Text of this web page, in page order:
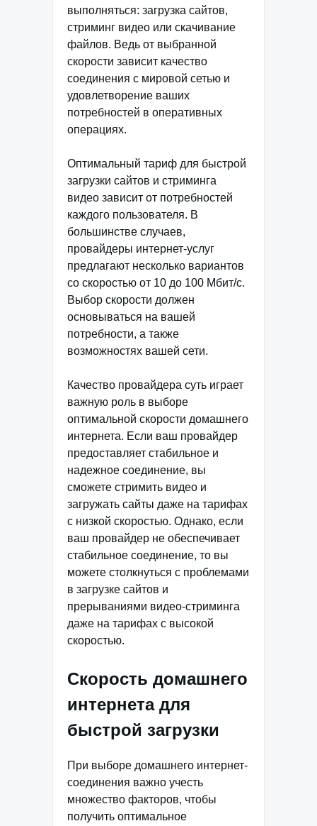
выполняться: загрузка сайтов,
стриминг видео или скачивание
файлов. Ведь от выбранной
скорости зависит качество
соединения с мировой сетью и
удовлетворение ваших
потребностей в оперативных
операциях.
Оптимальный тариф для быстрой
загрузки сайтов и стриминга
видео зависит от потребностей
каждого пользователя. В
большинстве случаев,
провайдеры интернет-услуг
предлагают несколько вариантов
со скоростью от 10 до 100 Мбит/с.
Выбор скорости должен
основываться на вашей
потребности, а также
возможностях вашей сети.
Качество провайдера суть играет
важную роль в выборе
оптимальной скорости домашнего
интернета. Если ваш провайдер
предоставляет стабильное и
надежное соединение, вы
сможете стримить видео и
загружать сайты даже на тарифах
с низкой скоростью. Однако, если
ваш провайдер не обеспечивает
стабильное соединение, то вы
можете столкнуться с проблемами
в загрузке сайтов и
прерываниями видео-стриминга
даже на тарифах с высокой
скоростью.
Скорость домашнего
интернета для
быстрой загрузки
При выборе домашнего интернет-
соединения важно учесть
множество факторов, чтобы
получить оптимальное